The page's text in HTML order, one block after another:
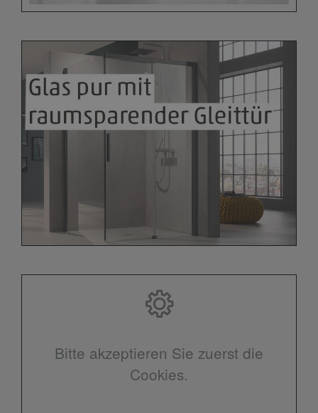
Bitte akzeptieren Sie zuerst die
Cookies.